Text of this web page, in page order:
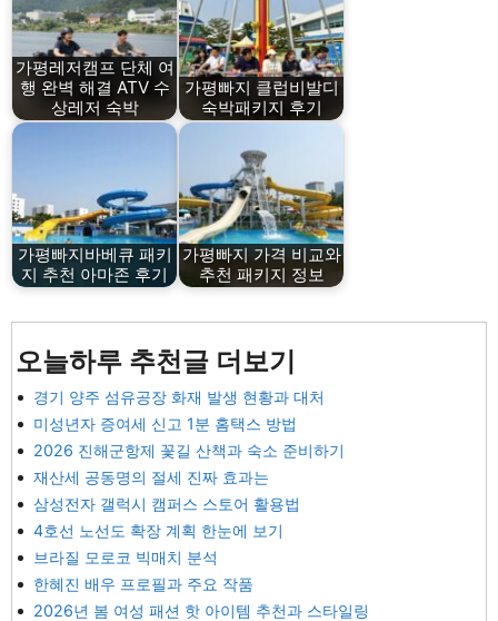
가평레저캠프 단체 여
행 완벽 해결 ATV 수
상레저 숙박
가평빠지 클럽비발디
숙박패키지 후기
가평빠지바베큐 패키
지 추천 아마존 후기
가평빠지 가격 비교와
추천 패키지 정보
오늘하루 추천글 더보기
경기 양주 섬유공장 화재 발생 현황과 대처
미성년자 증여세 신고 1분 홈택스 방법
2026 진해군항제 꽃길 산책과 숙소 준비하기
재산세 공동명의 절세 진짜 효과는
삼성전자 갤럭시 캠퍼스 스토어 활용법
4호선 노선도 확장 계획 한눈에 보기
브라질 모로코 빅매치 분석
한혜진 배우 프로필과 주요 작품
2026년 봄 여성 패션 핫 아이템 추천과 스타일링